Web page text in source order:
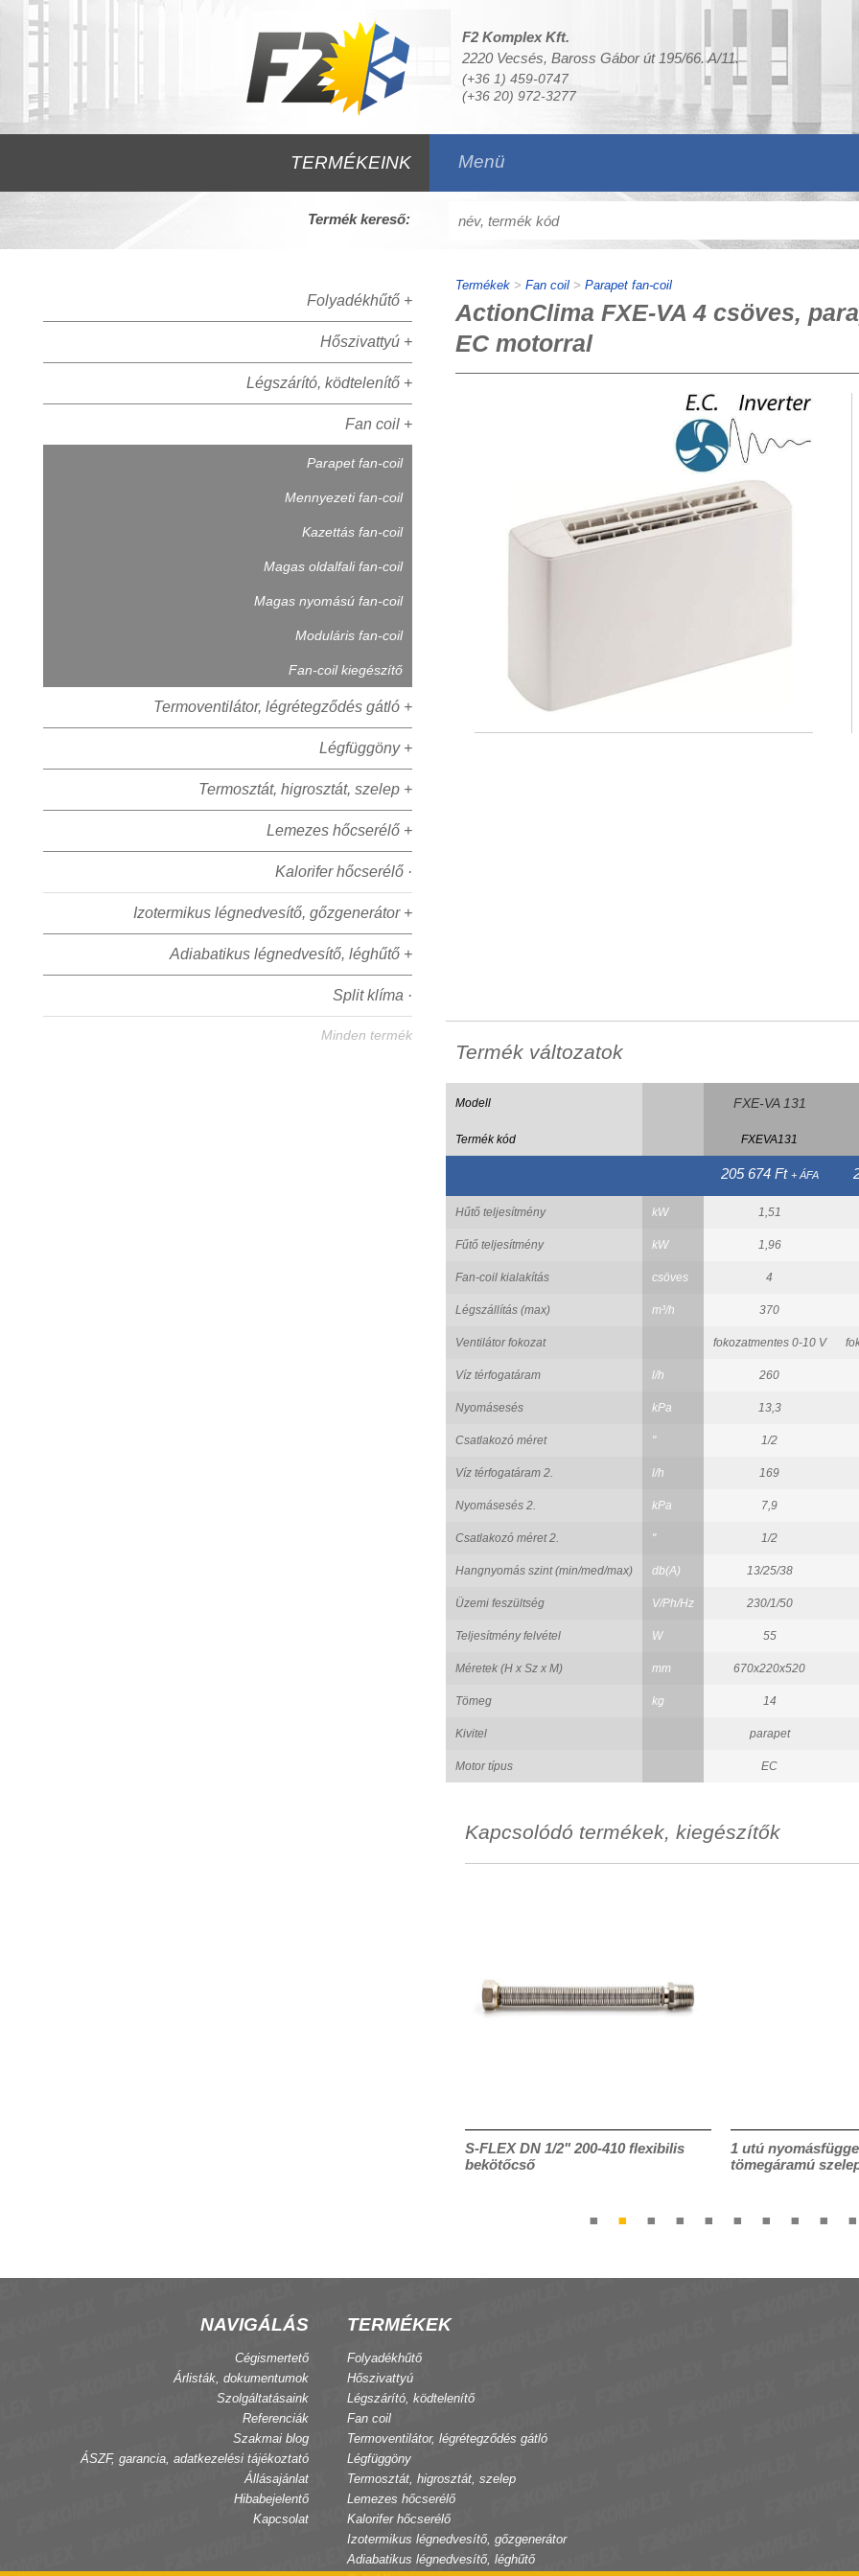
F2 Komplex Kft.
2220 Vecsés, Baross Gábor út 195/66. A/11.
(+36 1) 459-0747
(+36 20) 972-3277
TERMÉKEINK Menü
Termék kereső:
Folyadékhűtő +
Hőszivattyú +
Légszárító, ködtelenítő +
Fan coil +
Parapet fan-coil
Mennyezeti fan-coil
Kazettás fan-coil
Magas oldalfali fan-coil
Magas nyomású fan-coil
Moduláris fan-coil
Fan-coil kiegészítő
Termoventilátor, légrétegződés gátló +
Légfüggöny +
Termosztát, higrosztát, szelep +
Lemezes hőcserélő +
Kalorifer hőcserélő ·
Izotermikus légnedvesítő, gőzgenerátor +
Adiabatikus légnedvesítő, léghűtő +
Split klíma ·
Minden termék
Termékek> Fan coil> Parapet fan-coil
ActionClima FXE-VA 4 csöves,
EC motorral
Termék változatok
Modell FXE-VA 131
Termék kód FXEVA131
205 674 Ft + ÁFA
Hűtő teljesítmény kW 1,51
Fűtő teljesítmény kW 1,96
Fan-coil kialakítás csöves 4
Légszállítás (max) m³/h 370
Ventilátor fokozat fokozatmentes 0-10 V
Víz térfogatáram l/h 260
Nyomásesés kPa 13,3
Csatlakozó méret " 1/2
Víz térfogatáram 2. l/h 169
Nyomásesés 2. kPa 7,9
Csatlakozó méret 2. " 1/2
Hangnyomás szint (min/med/max) db(A) 13/25/38
Üzemi feszültség V/Ph/Hz 230/1/50
Teljesítmény felvétel W 55
Méretek (H x Sz x M) mm 670x220x520
Tömeg kg 14
Kivitel parapet
Motor típus EC
Kapcsolódó termékek, kiegészítők
S-FLEX DN 1/2" 200-410 flexibilis
bekötőcső
1 utú
tömegáramú
NAVIGÁLÁS
Cégismertető
Árlisták, dokumentumok
Szolgáltatásaink
Referenciák
Szakmai blog
ÁSZF, garancia, adatkezelési tájékoztató
Állásajánlat
Hibabejelentő
Kapcsolat
TERMÉKEK
Folyadékhűtő
Hőszivattyú
Légszárító, ködtelenítő
Fan coil
Termoventilátor, légrétegződés gátló
Légfüggöny
Termosztát, higrosztát, szelep
Lemezes hőcserélő
Kalorifer hőcserélő
Izotermikus légnedvesítő, gőzgenerátor
Adiabatikus légnedvesítő, léghűtő